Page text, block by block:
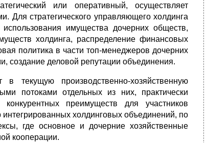
или оперативный, осуществляет
Для стратегического управляющего холдинга
имущества дочерних обществ,
холдинга, распределение финансовых
политика в части топ-менеджеров дочерних
создание деловой репутации объединения.
текущую производственно-хозяйственную
потоками отдельных из них, практически
преимуществ для участников
интегрированных холдинговых объединений, по
где основное и дочерние хозяйственные
кооперации.